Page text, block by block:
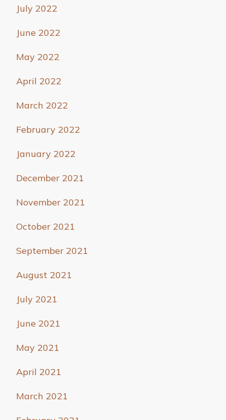
July 2022
June 2022
May 2022
April 2022
March 2022
February 2022
January 2022
December 2021
November 2021
October 2021
September 2021
August 2021
July 2021
June 2021
May 2021
April 2021
March 2021